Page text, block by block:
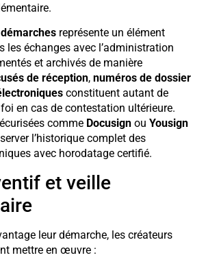
représente un élément
les échanges avec l’administration
et archivés de manière
de réception, numéros de dossier
constituent autant de
en cas de contestation ultérieure.
comme Docusign ou Yousign
l’historique complet des
avec horodatage certifié.
et veille
leur démarche, les créateurs
mettre en œuvre :